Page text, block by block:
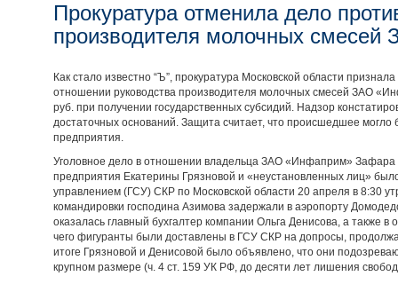
Прокуратура отменила дело
производителя молочных
Как стало известно “Ъ”, прокуратура Московской области
отношении руководства производителя молочных смесей ЗАО
руб. при получении государственных субсидий. Надзор
достаточных оснований. Защита считает, что происшедшее могло
предприятия.
Уголовное дело в отношении владельца ЗАО «Инфаприм» Зафара
предприятия Екатерины Грязновой и «неустановленных лиц»
управлением (ГСУ) СКР по Московской области 20 апреля в 8:30
командировки господина Азимова задержали в аэропорту
оказалась главный бухгалтер компании Ольга Денисова, а
чего фигуранты были доставлены в ГСУ СКР на допросы,
итоге Грязновой и Денисовой было объявлено, что они
крупном размере (ч. 4 ст. 159 УК РФ, до десяти лет лишения